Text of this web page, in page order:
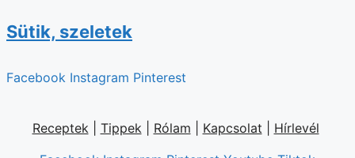
Sütik, szeletek
Facebook Instagram Pinterest
Receptek Tippek Rólam Kapcsolat
Hírlevél